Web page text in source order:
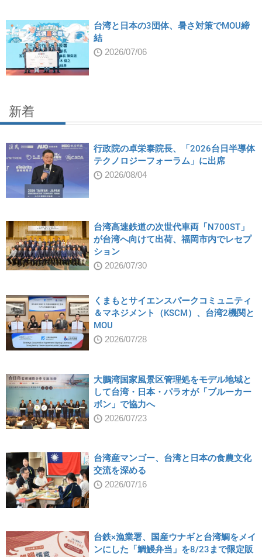
台湾と日本の3団体、暑さ対策でMOU締
結
2026/07/06
新着
行政院の卓栄泰院長、「2026台日半導体
テクノロジーフォーラム」に出席
2026/08/04
台湾高速鉄道の次世代車両「N700ST」
が台湾へ向けて出荷、福岡市内でレセプ
ション
2026/07/30
くまもとサイエンスパークコミュニティ
＆マネジメント（KSCM）、台湾2機関と
MOU
2026/07/28
大鵬湾国家風景区管理処をモデル地域と
して台湾・日本・パラオが「ブルーカー
ボン」で協力へ
2026/07/23
台湾産マンゴー、台湾と日本の食農文化
交流を深める
2026/07/16
台鉄×漁業署、国産ウナギと台湾鯛をメイ
ンにした「鯛鰻弁当」を8/23まで限定販